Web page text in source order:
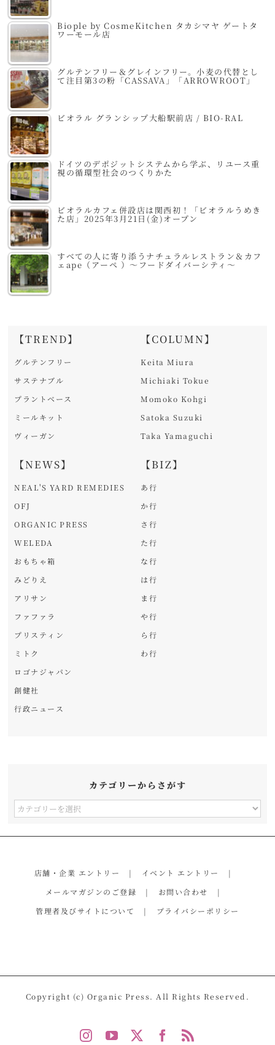
Biople by CosmeKitchen タカシマヤ ゲートタ
ワーモール店
グルテンフリー＆グレインフリー。小麦の代替とし
て注目第3の粉「CASSAVA」「ARROWROOT」
ビオラル グランシップ大船駅前店 / BIO-RAL
ドイツのデポジットシステムから学ぶ、リユース重
視の循環型社会のつくりかた
ビオラルカフェ併設店は関西初！「ビオラルうめき
た店」2025年3月21日(金)オープン
すべての人に寄り添うナチュラルレストラン＆カフ
ェape（アーペ ）～フードダイバーシティ～
【TREND】
グルテンフリー
サステナブル
プラントベース
ミールキット
ヴィーガン
【NEWS】
NEAL'S YARD REMEDIES
OFJ
ORGANIC PRESS
WELEDA
おもちゃ箱
みどりえ
アリサン
ファファラ
プリスティン
ミトク
ロゴナジャパン
創健社
行政ニュース
【COLUMN】
Keita Miura
Michiaki Tokue
Momoko Kohgi
Satoka Suzuki
Taka Yamaguchi
【BIZ】
あ行
か行
さ行
た行
な行
は行
ま行
や行
ら行
わ行
カテゴリーからさがす
カ
す
店舗・企業 エントリー
イベント エントリー
メールマガジンのご登録
お問い合わせ
管理者及びサイトについて
プライバシーポリシー
Copyright (c) Organic Press. All Rights Reserved.
InstagramYouTube Facebook